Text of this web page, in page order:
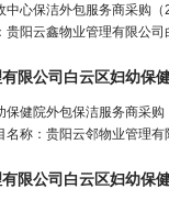
中心保洁外包服务商采购
阳云鑫物业管理有限公
限公司白云区妇幼保
保健院外包保洁服务商采
称：贵阳云邻物业管理
限公司白云区妇幼保